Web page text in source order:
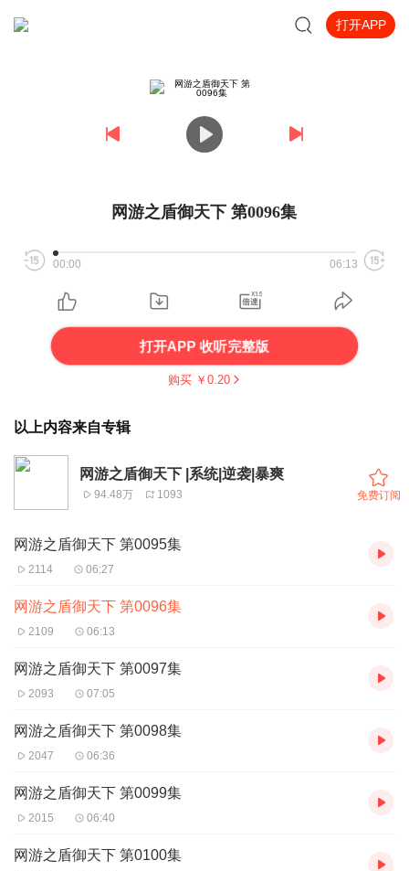
打开APP
网游之盾御天下 第0096集
00:00 06:13
打开APP 收听完整版
购买 ￥ 0.20
以上内容来自专辑
网游之盾御天下 |系统|逆袭|暴爽
94.48万 1093 免费订阅
网游之盾御天下 第0095集
2114 06:27
网游之盾御天下 第0096集
2109 06:13
网游之盾御天下 第0097集
2093 07:05
网游之盾御天下 第0098集
2047 06:36
网游之盾御天下 第0099集
2015 06:40
网游之盾御天下 第0100集